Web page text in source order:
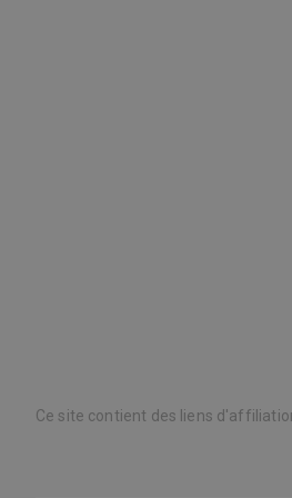
Ce site contient des liens